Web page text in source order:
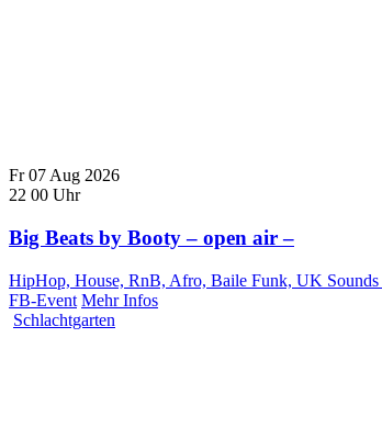
Fr 07 Aug 2026
22 00 Uhr
Big Beats by Booty – open air –
HipHop, House, RnB, Afro, Baile Funk, UK Sounds
FB-Event Mehr Infos
Schlachtgarten